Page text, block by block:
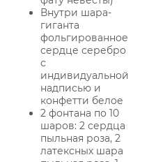
Внутри шара-
гиганта
фольгированное
сердце серебро
с
индивидуальной
надписью и
конфетти белое
2 фонтана по 10
шаров: 2 сердца
пыльная роза, 2
латексных шара